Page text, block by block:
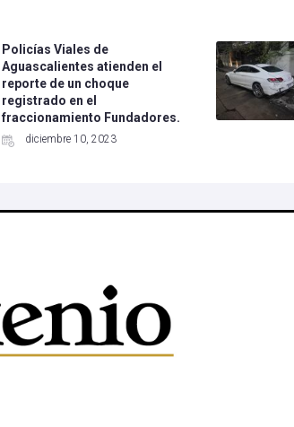
Policías Viales de
Aguascalientes atienden el
reporte de un choque
registrado en el
fraccionamiento Fundadores.
diciembre 10, 2023